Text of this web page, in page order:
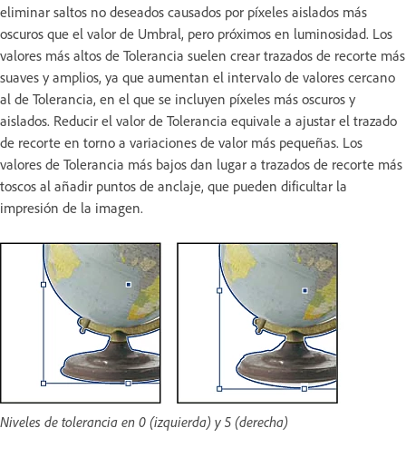
eliminar saltos no deseados causados por píxeles aislados más
oscuros que el valor de Umbral, pero próximos en luminosidad. Los
valores más altos de Tolerancia suelen crear trazados de recorte más
suaves y amplios, ya que aumentan el intervalo de valores cercano
al de Tolerancia, en el que se incluyen píxeles más oscuros y
aislados. Reducir el valor de Tolerancia equivale a ajustar el trazado
de recorte en torno a variaciones de valor más pequeñas. Los
valores de Tolerancia más bajos dan lugar a trazados de recorte más
toscos al añadir puntos de anclaje, que pueden dificultar la
impresión de la imagen.
Niveles de tolerancia en 0 (izquierda) y 5 (derecha)